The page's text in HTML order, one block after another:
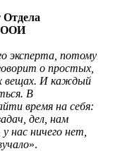
Отдела
эксперта, потому
о простых,
вещах. И каждый
В
время на себя:
дел, нам
нас ничего нет,
».